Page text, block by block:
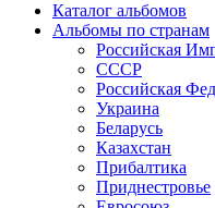
Каталог альбомов
Альбомы по странам
Российская
СССР
Российская
Украина
Беларусь
Казахстан
Прибалтика
Приднестровье